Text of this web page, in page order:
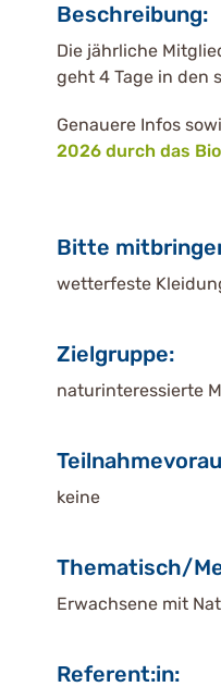
Beschreibung:
Die jährliche
geht 4 Tage in den
Genauere Infos
2026 durch das
Bitte
wetterfeste
Zielgruppe:
naturinteressierte
keine
Thematisch/
Erwachsene mit
Referent:in: